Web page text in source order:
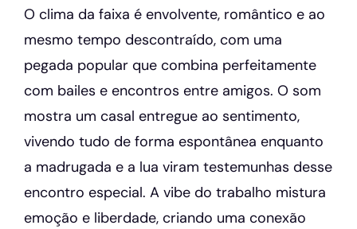
O clima da faixa é envolvente, romântico e ao
mesmo tempo descontraído, com uma
pegada popular que combina perfeitamente
com bailes e encontros entre amigos. O som
mostra um casal entregue ao sentimento,
vivendo tudo de forma espontânea enquanto
a madrugada e a lua viram testemunhas desse
encontro especial. A vibe do trabalho mistura
emoção e liberdade, criando uma conexão